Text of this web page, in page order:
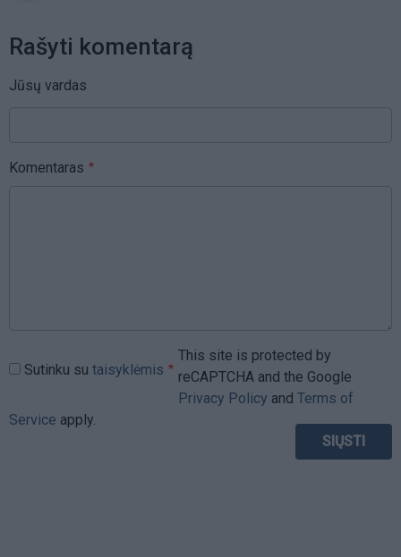
Rašyti komentarą
Jūsų vardas
Komentaras
Sutinku su taisyklėmis
This site is protected by
reCAPTCHA and the Google
Privacy Policy and Terms of
Service apply.